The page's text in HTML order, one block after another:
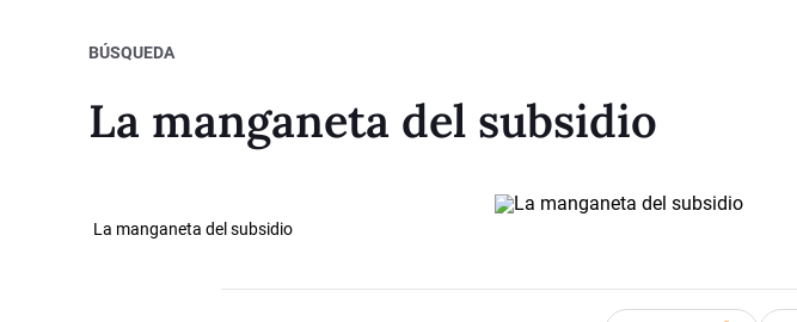
BÚSQUEDA
La manganeta del subsidio
La manganeta del subsidio